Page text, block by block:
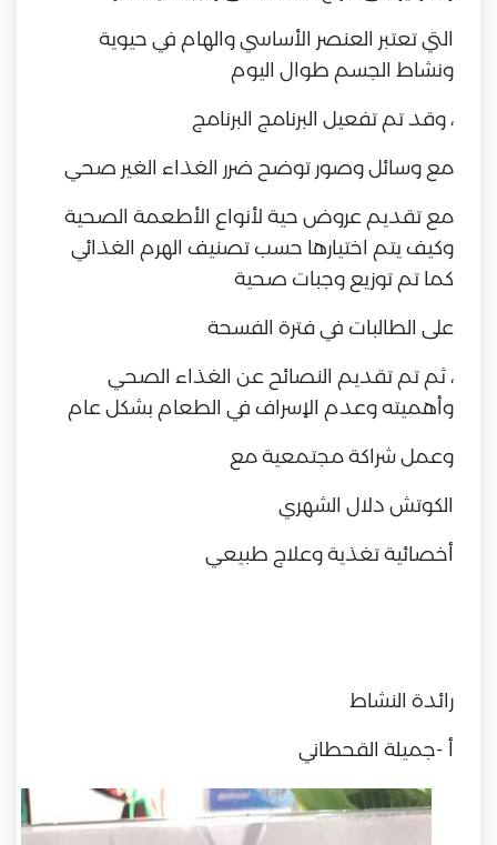
التي تعتبر العنصر الأساسي والهام في حيوية
ونشاط الجسم طوال اليوم
، وقد تم تفعيل البرنامج البرنامج
مع وسائل وصور توضح ضرر الغذاء الغير صحي
مع تقديم عروض حية لأنواع الأطعمة الصحية
وكيف يتم اختيارها حسب تصنيف الهرم الغذائي
كما تم توزيع وجبات صحية
على الطالبات في فترة الفسحة
، ثم تم تقديم النصائح عن الغذاء الصحي
وأهميته وعدم الإسراف في الطعام بشكل عام
وعمل شراكة مجتمعية مع
الكوتش دلال الشهري
أخصائية تغذية وعلاج طبيعي
رائدة النشاط
أ -جميلة القحطاني